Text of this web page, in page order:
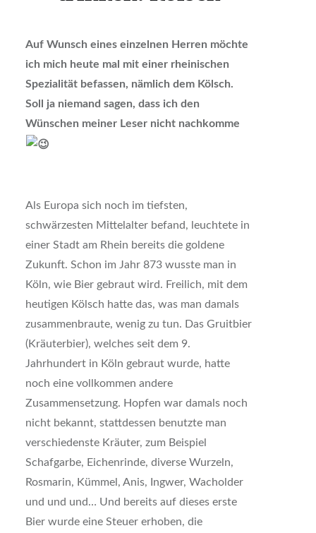
Auf Wunsch eines einzelnen Herren möchte
ich mich heute mal mit einer rheinischen
Spezialität befassen, nämlich dem Kölsch.
Soll ja niemand sagen, dass ich den
Wünschen meiner Leser nicht nachkomme
Als Europa sich noch im tiefsten,
schwärzesten Mittelalter befand, leuchtete in
einer Stadt am Rhein bereits die goldene
Zukunft. Schon im Jahr 873 wusste man in
Köln, wie Bier gebraut wird. Freilich, mit dem
heutigen Kölsch hatte das, was man damals
zusammenbraute, wenig zu tun. Das Gruitbier
(Kräuterbier), welches seit dem 9.
Jahrhundert in Köln gebraut wurde, hatte
noch eine vollkommen andere
Zusammensetzung. Hopfen war damals noch
nicht bekannt, stattdessen benutzte man
verschiedenste Kräuter, zum Beispiel
Schafgarbe, Eichenrinde, diverse Wurzeln,
Rosmarin, Kümmel, Anis, Ingwer, Wacholder
und und und… Und bereits auf dieses erste
Bier wurde eine Steuer erhoben, die